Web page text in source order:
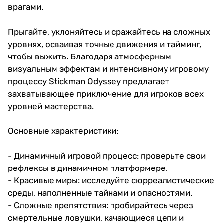
врагами.
Прыгайте, уклоняйтесь и сражайтесь на сложных
уровнях, осваивая точные движения и тайминг,
чтобы выжить. Благодаря атмосферным
визуальным эффектам и интенсивному игровому
процессу Stickman Odyssey предлагает
захватывающее приключение для игроков всех
уровней мастерства.
Основные характеристики:
- Динамичный игровой процесс: проверьте свои
рефлексы в динамичном платформере.
- Красивые миры: исследуйте сюрреалистические
среды, наполненные тайнами и опасностями.
- Сложные препятствия: пробирайтесь через
смертельные ловушки, качающиеся цепи и